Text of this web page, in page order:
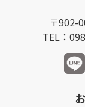
〒902-
TEL：